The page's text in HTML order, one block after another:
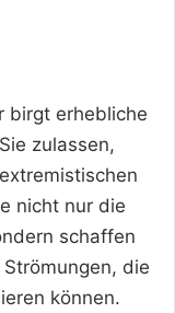
birgt erhebliche
zulassen,
nicht nur die
schaffen
die
können.